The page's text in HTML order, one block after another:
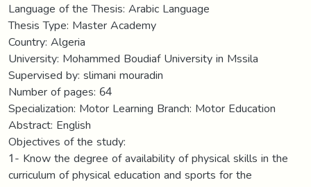
Language of the Thesis: Arabic Language
Thesis Type: Master Academy
Country: Algeria
University: Mohammed Boudiaf University in Mssila
Supervised by: slimani mouradin
Number of pages: 64
Specialization: Motor Learning Branch: Motor Education
Abstract: English
Objectives of the study:
1- Know the degree of availability of physical skills in the
curriculum of physical education and sports for the